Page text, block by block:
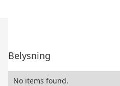
Belysning
No items found.